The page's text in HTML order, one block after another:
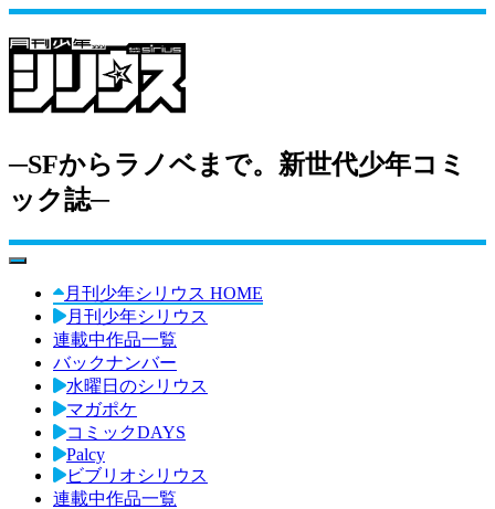
─SFからラノベまで。新世代少年コミ
ック誌─
toggle navigation
月刊少年シリウス HOME
月刊少年シリウス
連載中作品一覧
バックナンバー
水曜日のシリウス
マガポケ
コミックDAYS
Palcy
ビブリオシリウス
連載中作品一覧